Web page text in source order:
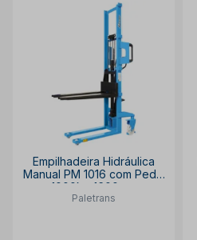
Empilhadeira Hidráulica
Manual PM 1016 com Pedal
1000kg 1600mm
PALETRANS
Paletrans